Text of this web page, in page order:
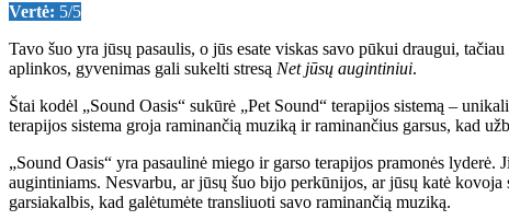
Vertė: 5/5
Tavo šuo yra jūsų pasaulis, o jūs esate viskas savo pūkui draugui,
aplinkos, gyvenimas gali sukelti stresą Net jūsų augintiniui.
Štai kodėl „Sound Oasis“ sukūrė „Pet Sound“ terapijos sistemą –
terapijos sistema groja raminančią muziką ir raminančius garsus, kad
„Sound Oasis“ yra pasaulinė miego ir garso terapijos pramonės
augintiniams. Nesvarbu, ar jūsų šuo bijo perkūnijos, ar jūsų katė
garsiakalbis, kad galėtumėte transliuoti savo raminančią muziką.